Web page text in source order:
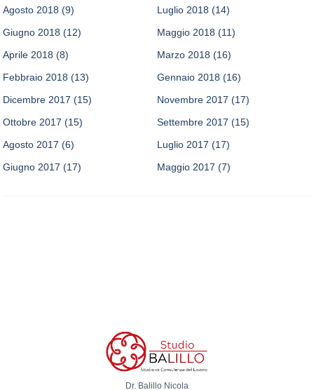
Agosto 2018 (9) Luglio 2018 (14)
Giugno 2018 (12) Maggio 2018 (11)
Aprile 2018 (8) Marzo 2018 (16)
Febbraio 2018 (13) Gennaio 2018 (16)
Dicembre 2017 (15) Novembre 2017 (17)
Ottobre 2017 (15) Settembre 2017 (15)
Agosto 2017 (6) Luglio 2017 (17)
Giugno 2017 (17) Maggio 2017 (7)
Dr. Balillo Nicola